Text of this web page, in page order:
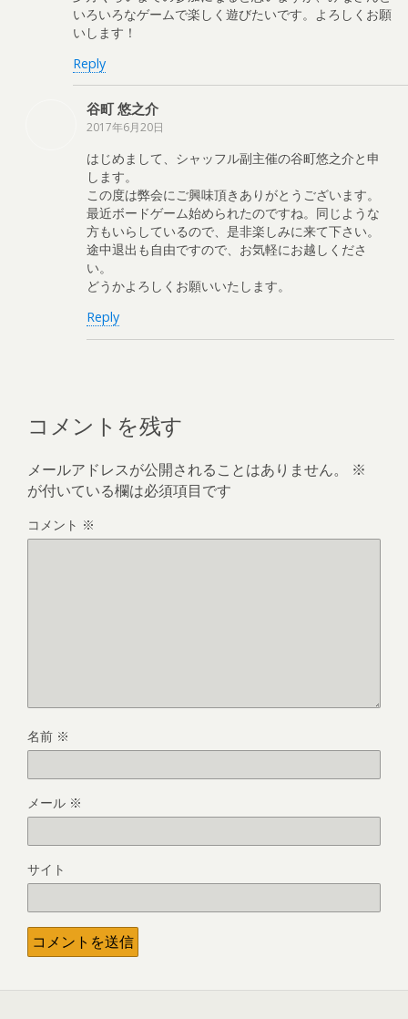
いろいろなゲームで楽しく遊びたいです。よろしくお願
いします！
Reply
谷町 悠之介
2017年6月20日
はじめまして、シャッフル副主催の谷町悠之介と申
します。
この度は弊会にご興味頂きありがとうございます。
最近ボードゲーム始められたのですね。同じような
方もいらしているので、是非楽しみに来て下さい。
途中退出も自由ですので、お気軽にお越しくださ
い。
どうかよろしくお願いいたします。
Reply
コメントを残す
メールアドレスが公開されることはありません。
※
が付いている欄は必須項目です
コメント ※
名前 ※
メール ※
サイト